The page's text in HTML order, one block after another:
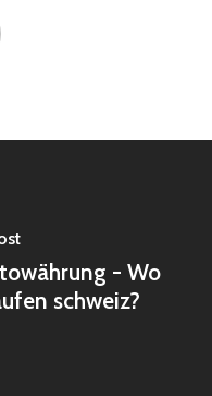
- Wo
schweiz?